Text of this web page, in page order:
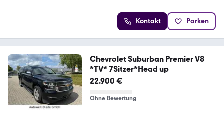
Kontakt Parken
Chevrolet Suburban Premier V8
*TV* 7Sitzer*Head up
22.900 €
Ohne Bewertung